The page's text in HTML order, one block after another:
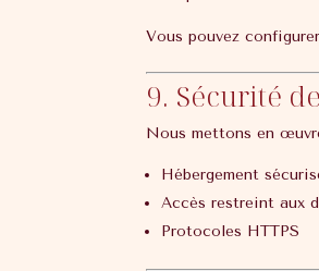
Vous pouvez
9. Sécurité
Nous mettons en
Hébergement
Accès restreint aux
Protocoles HTTPS